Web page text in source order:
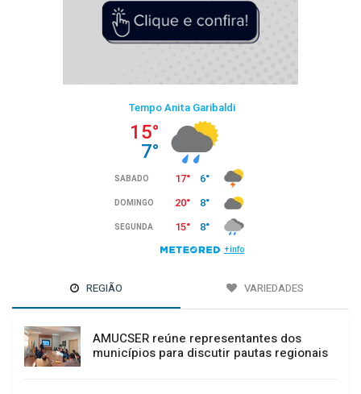
REGIÃO VARIEDADES
AMUCSER reúne representantes dos
municípios para discutir pautas regionais